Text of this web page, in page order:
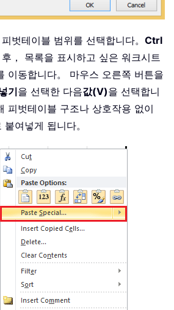
벗테이블 범위를 선택합니다。 Ctrl
， 목록을 표시하고 싶은 워크시트
이동합니다。 마우스 오른쪽 버튼을
기을 선택한 다음값(V)을 선택합니
피벗테이블 구조나 상호작용 없이
여넣게 됩니다。